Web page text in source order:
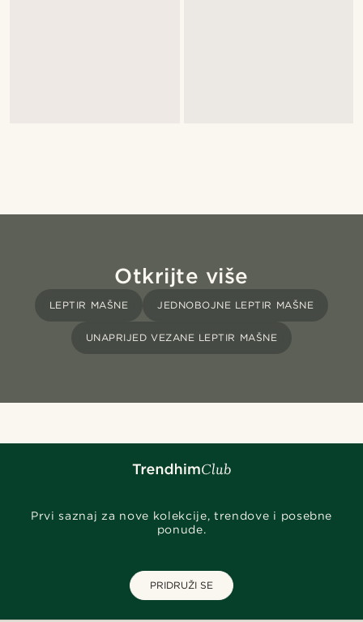
Otkrijte više
LEPTIR MAŠNE JEDNOBOJNE LEPTIR MAŠNE
UNAPRIJED VEZANE LEPTIR MAŠNE
Prvi saznaj za nove kolekcije, trendove i posebne
ponude.
PRIDRUŽI SE